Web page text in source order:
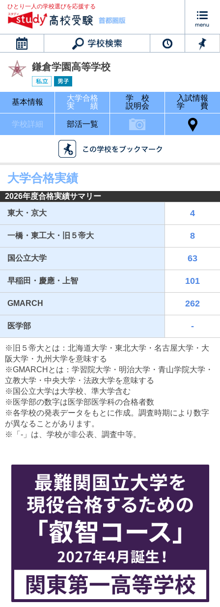
ひとり一人の学校選びを応援する
カレンダー
最近見た学校
鎌倉学園高等学校
ブックマークした学校
ブックマークした学校はありません
鎌倉学園高等学校
基本情報
大学合格
実 績
学 校
説明会
入試情報
学 費
学校詳細 部活一覧
大学合格実績
2026年度合格実績サマリー
東大・京大
4
一橋・東工大・旧５帝大 8
国公立大学 63
早稲田・慶應・上智 101
GMARCH 262
医学部 -
※旧５帝大とは：北海道大学・東北大学・名古屋大学・大
阪大学・九州大学を意味する
※GMARCHとは：学習院大学・明治大学・青山学院大学・
立教大学・中央大学・法政大学を意味する
※国公立大学は大学校、準大学含む
※医学部の数字は医学部医学科の合格者数
※各学校の発表データをもとに作成。調査時期により数字
が異なることがあります。
※「-」は、学校が非公表、調査中等。